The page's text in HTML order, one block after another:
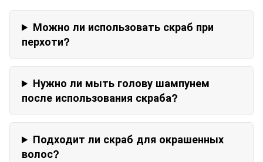
Можно ли использовать скраб при
перхоти?
Нужно ли мыть голову шампунем
после использования скраба?
Подходит ли скраб для окрашенных
волос?